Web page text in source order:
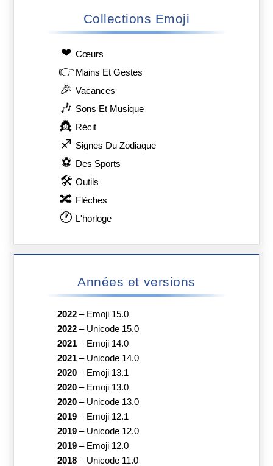
Collections Emoji
❤ Сœurs
👉 Mains Et Gestes
🎉 Vacances
🎶 Sons Et Musique
👸 Récit
♐ Signes Du Zodiaque
⚽ Des Sports
🛠 Outils
🔀 Flèches
🕐 L'horloge
Années et versions
2022– Emoji 15.0
2022– Unicode 15.0
2021– Emoji 14.0
2021– Unicode 14.0
2020– Emoji 13.1
2020– Emoji 13.0
2020– Unicode 13.0
2019– Emoji 12.1
2019– Unicode 12.0
2019– Emoji 12.0
2018– Unicode 11.0